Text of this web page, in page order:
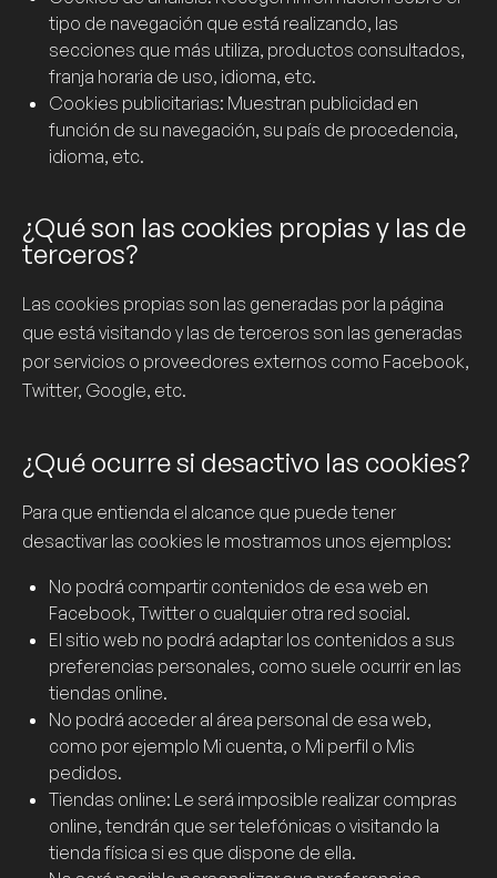
tipo de navegación que está realizando, las
secciones que más utiliza, productos consultados,
franja horaria de uso, idioma, etc.
Cookies publicitarias: Muestran publicidad en
función de su navegación, su país de procedencia,
idioma, etc.
¿Qué son las cookies propias y las de
terceros?
Las cookies propias son las generadas por la página
que está visitando y las de terceros son las generadas
por servicios o proveedores externos como Facebook,
Twitter, Google, etc.
¿Qué ocurre si desactivo las cookies?
Para que entienda el alcance que puede tener
desactivar las cookies le mostramos unos ejemplos:
No podrá compartir contenidos de esa web en
Facebook, Twitter o cualquier otra red social.
El sitio web no podrá adaptar los contenidos a sus
preferencias personales, como suele ocurrir en las
tiendas online.
No podrá acceder al área personal de esa web,
como por ejemplo Mi cuenta, o Mi perfil o Mis
pedidos.
Tiendas online: Le será imposible realizar compras
online, tendrán que ser telefónicas o visitando la
tienda física si es que dispone de ella.